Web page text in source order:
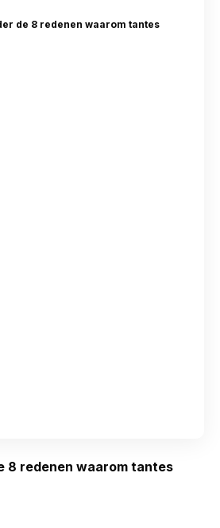
de 8 redenen waarom tantes
8 redenen waarom tantes